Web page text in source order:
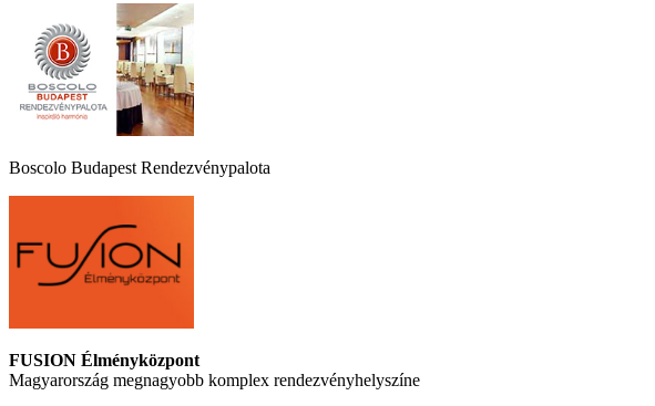
Boscolo Budapest Rendezvénypalota
FUSION Élményközpont
Magyarország megnagyobb komplex rendezvényhelyszíne